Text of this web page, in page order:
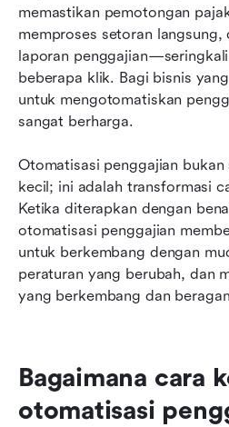
memastikan pemotongan
memproses setoran langsung,
laporan
beberapa klik. Bagi bisnis
untuk mengotomatiskan
sangat berharga.
Otomatisasi penggajian
kecil; ini adalah transformasi
Ketika diterapkan dengan
otomatisasi penggajian
untuk berkembang dengan
peraturan yang berubah, dan
yang berkembang dan
Bagaimana cara
otomatisasi